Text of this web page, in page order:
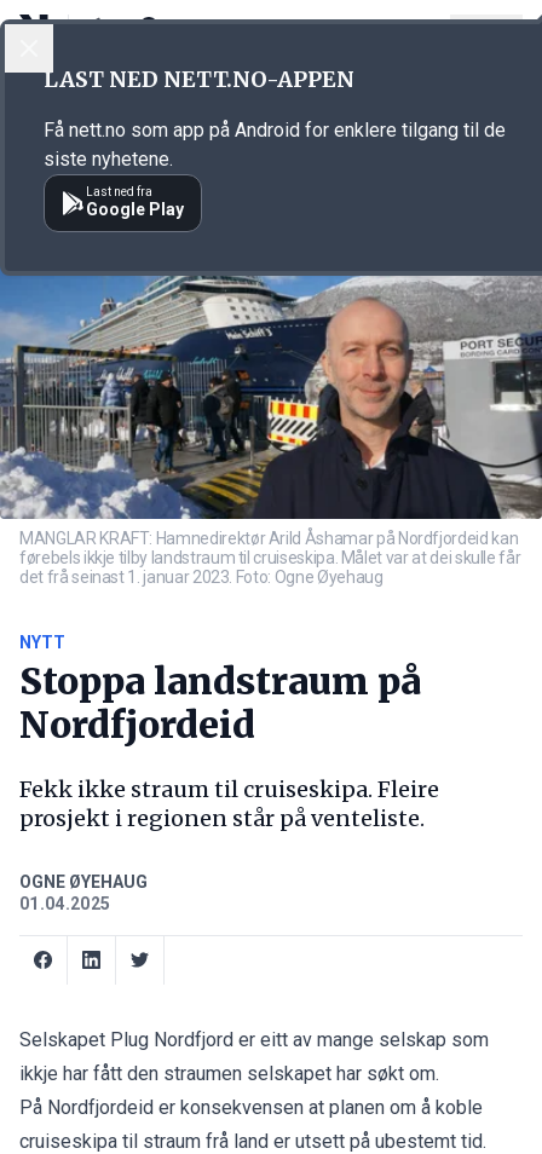
Annonsørinnhold
MANGLAR KRAFT: Hamnedirektør Arild Åshamar på Nordfjordeid kan
førebels ikkje tilby landstraum til cruiseskipa. Målet var at dei skulle får
det frå seinast 1. januar 2023. Foto: Ogne Øyehaug
NYTT
Stoppa landstraum på
Nordfjordeid
Fekk ikke straum til cruiseskipa. Fleire
prosjekt i regionen står på venteliste.
OGNE ØYEHAUG
01.04.2025
Selskapet Plug Nordfjord er eitt av mange selskap som
ikkje har fått den straumen selskapet har søkt om.
På Nordfjordeid er konsekvensen at planen om å koble
cruiseskipa til straum frå land er utsett på ubestemt tid.
LAST NED NETT.NO-APPEN
Få nett.no som app på Android for enklere tilgang til de
siste nyhetene.
Last ned fra
Google Play